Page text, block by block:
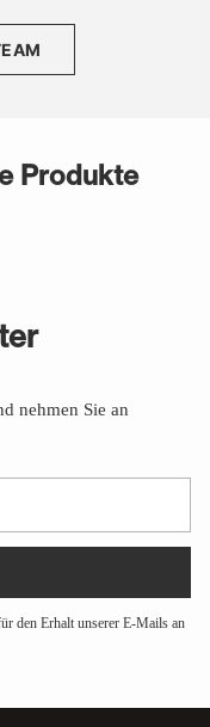
Produkte
nehmen Sie an
den Erhalt unserer E-Mails an